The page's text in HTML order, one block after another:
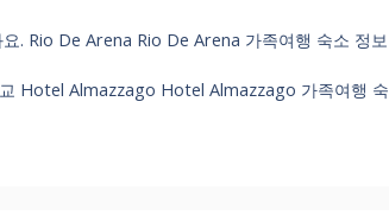
. Rio De Arena Rio De Arena 가족여행 숙소 정보
Hotel Almazzago Hotel Almazzago 가족여행 숙